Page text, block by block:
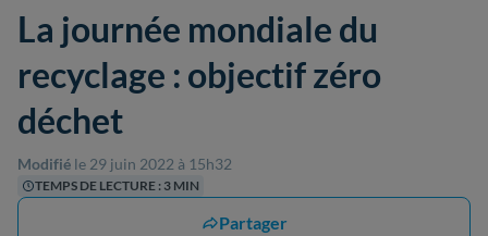
La journée mondiale du
recyclage : objectif zéro
déchet
Modifié le 29 juin 2022 à 15h32
TEMPS DE LECTURE : 3 MIN
Partager